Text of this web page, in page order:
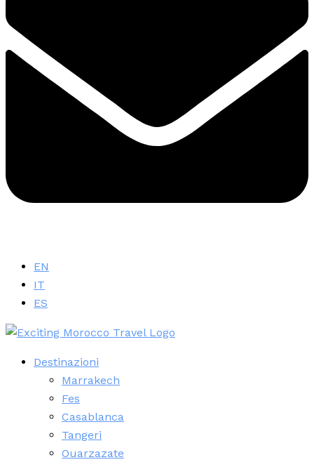
EN
IT
ES
Destinazioni
Marrakech
Fes
Casablanca
Tangeri
Ouarzazate